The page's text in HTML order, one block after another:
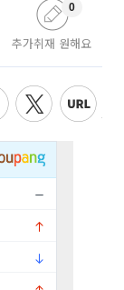
추가취재 원해요
0